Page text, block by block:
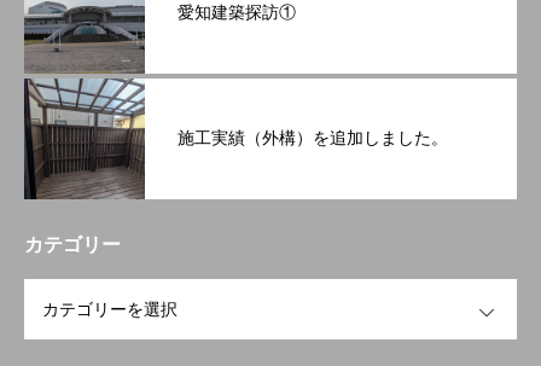
愛知建築探訪①
施工実績（外構）を追加しました。
カテゴリー